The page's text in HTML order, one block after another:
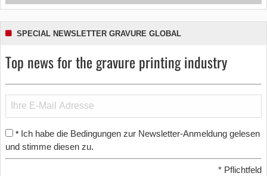
SPECIAL NEWSLETTER GRAVURE GLOBAL
Top news for the gravure printing industry
* Ich habe die Bedingungen zur Newsletter-Anmeldung gelesen
und stimme diesen zu.
* Pflichtfeld